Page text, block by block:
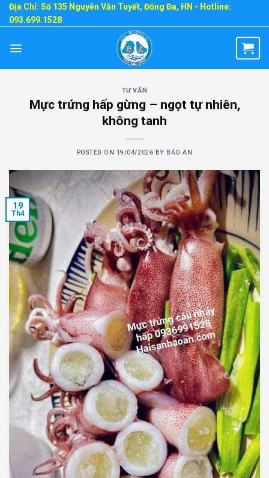
SkipĐịa Chỉ: Số 135 Nguyễn Văn Tuyết, Đống Đa, HN - Hotline:
093.699.1528
TƯ VẤN
Mực trứng hấp gừng – ngọt tự nhiên,
không tanh
POSTED ON 19/04/2026 BY BẢO AN
19
Th4